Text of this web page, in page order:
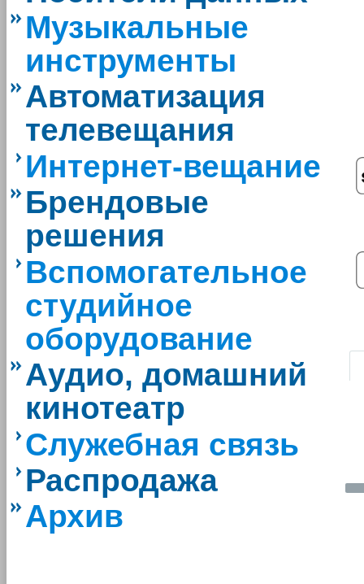
Музыкальные
инструменты
Автоматизация
телевещания
Интернет-вещание
Брендовые
решения
Вспомогательное
студийное
оборудование
Аудио, домашний
кинотеатр
Служебная связь
Распродажа
Архив